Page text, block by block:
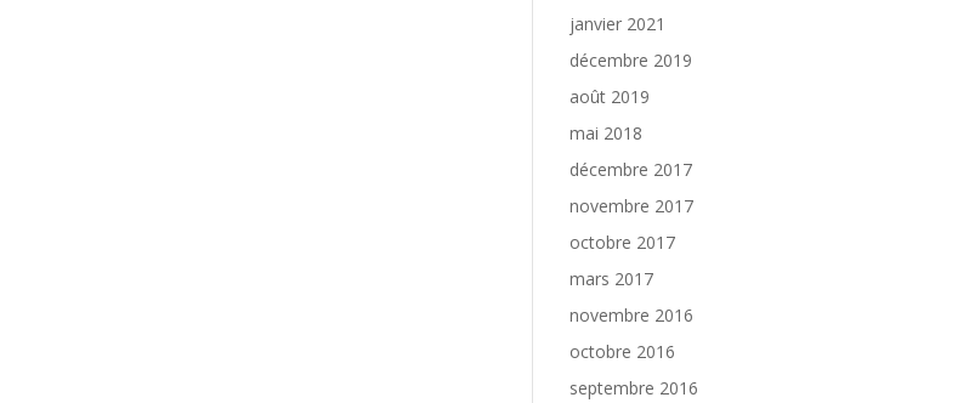
janvier 2021
décembre 2019
août 2019
mai 2018
décembre 2017
novembre 2017
octobre 2017
mars 2017
novembre 2016
octobre 2016
septembre 2016